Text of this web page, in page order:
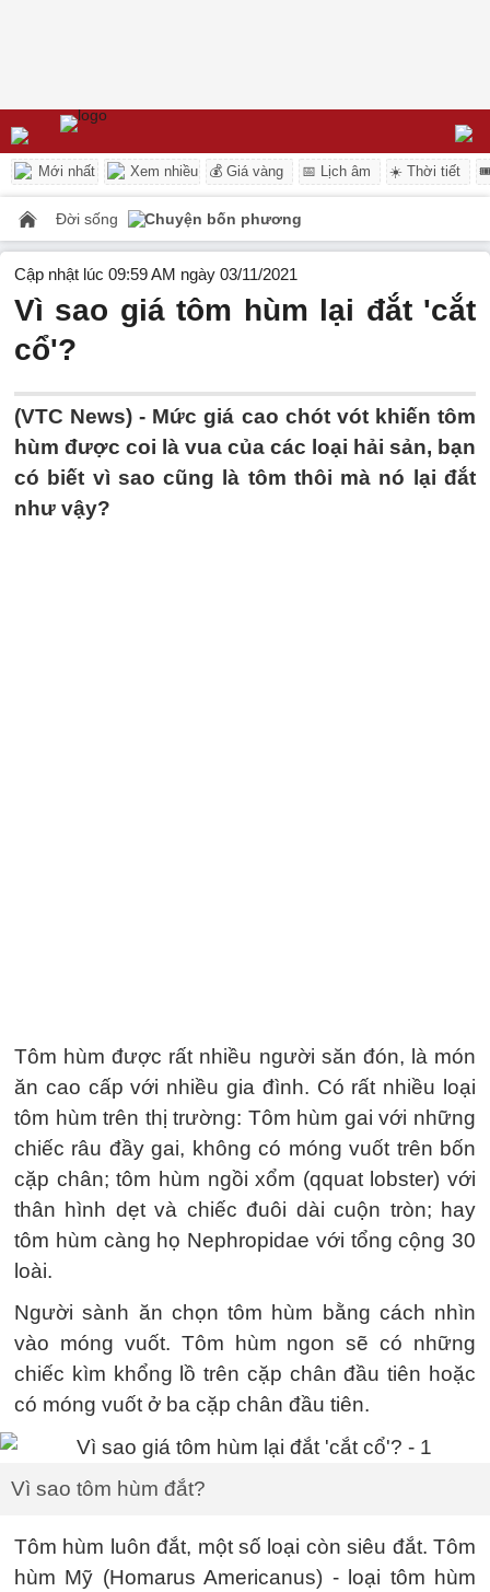
Mới nhất Xem nhiều 💰 Giá vàng 📅 Lịch âm ☀️ Thời tiết
Đời sống Chuyện bốn phương
Cập nhật lúc 09:59 AM ngày 03/11/2021
Vì sao giá tôm hùm lại đắt 'cắt
cổ'?
(VTC News) - Mức giá cao chót vót khiến tôm
hùm được coi là vua của các loại hải sản, bạn
có biết vì sao cũng là tôm thôi mà nó lại đắt
như vậy?
Tôm hùm được rất nhiều người săn đón, là món
ăn cao cấp với nhiều gia đình. Có rất nhiều loại
tôm hùm trên thị trường: Tôm hùm gai với những
chiếc râu đầy gai, không có móng vuốt trên bốn
cặp chân; tôm hùm ngồi xổm (qquat lobster) với
thân hình dẹt và chiếc đuôi dài cuộn tròn; hay
tôm hùm càng họ Nephropidae với tổng cộng 30
loài.
Người sành ăn chọn tôm hùm bằng cách nhìn
vào móng vuốt. Tôm hùm ngon sẽ có những
chiếc kìm khổng lồ trên cặp chân đầu tiên hoặc
có móng vuốt ở ba cặp chân đầu tiên.
Vì sao tôm hùm đắt?
Tôm hùm luôn đắt, một số loại còn siêu đắt. Tôm
hùm Mỹ (Homarus Americanus) - loại tôm hùm